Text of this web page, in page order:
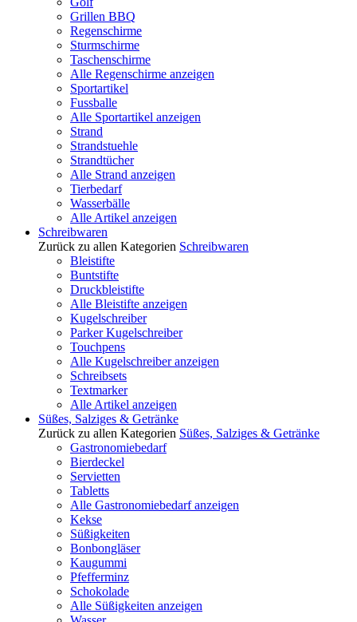
Grillen BBQ
Regenschirme
Sturmschirme
Taschenschirme
Alle Regenschirme anzeigen
Sportartikel
Fussballe
Alle Sportartikel anzeigen
Strand
Strandstuehle
Strandtücher
Alle Strand anzeigen
Tierbedarf
Wasserbälle
Alle Artikel anzeigen
Schreibwaren
Zurück zu allen Kategorien Schreibwaren
Bleistifte
Buntstifte
Druckbleistifte
Alle Bleistifte anzeigen
Kugelschreiber
Parker Kugelschreiber
Touchpens
Alle Kugelschreiber anzeigen
Schreibsets
Textmarker
Alle Artikel anzeigen
Süßes, Salziges & Getränke
Zurück zu allen Kategorien Süßes, Salziges & Getränke
Gastronomiebedarf
Bierdeckel
Servietten
Tabletts
Alle Gastronomiebedarf anzeigen
Kekse
Süßigkeiten
Bonbongläser
Kaugummi
Pfefferminz
Schokolade
Alle Süßigkeiten anzeigen